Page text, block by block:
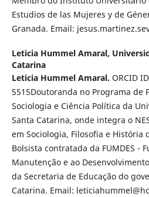
Estudios de las Mujeres y de
Granada. Email:
Leticia Hummel Amaral,
Catarina
Leticia Hummel Amaral. ORCID
5515Doutoranda no Programa de
Sociologia e Ciência Política da
Santa Catarina, onde integra o
em Sociologia, Filosofia e História
Bolsista contratada da FUMDES -
Manutenção e ao
da Secretaria de Educação do
Catarina. Email: